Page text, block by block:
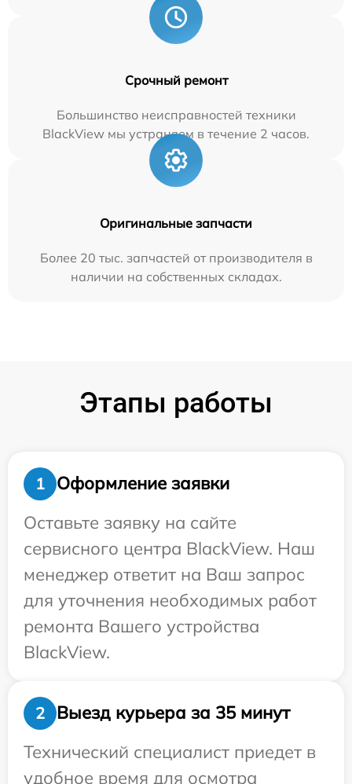
Срочный ремонт
Большинство неисправностей техники
BlackView мы устраняем в течение 2 часов.
Оригинальные запчасти
Более 20 тыс. запчастей от производителя в
наличии на собственных складах.
Этапы работы
1
Оформление заявки
Оставьте заявку на сайте
сервисного центра BlackView. Наш
менеджер ответит на Ваш запрос
для уточнения необходимых работ
ремонта Вашего устройства
BlackView.
2
Выезд курьера за 35 минут
Технический специалист приедет в
удобное время для осмотра